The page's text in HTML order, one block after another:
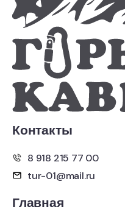
Контакты
8 918 215 77 00
tur-01@mail.ru
Главная